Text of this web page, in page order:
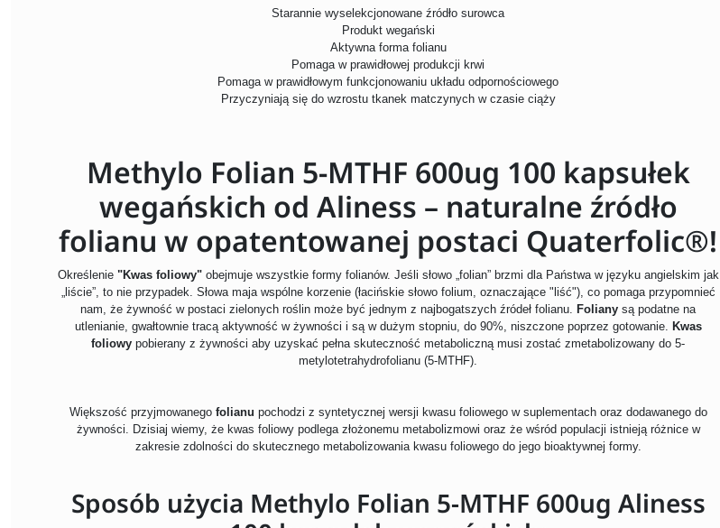
Starannie wyselekcjonowane źródło surowca
Produkt wegański
Aktywna forma folianu
Pomaga w prawidłowej produkcji krwi
Pomaga w prawidłowym funkcjonowaniu układu odpornościowego
Przyczyniają się do wzrostu tkanek matczynych w czasie ciąży
Methylo Folian 5-MTHF 600ug 100 kapsułek
wegańskich od Aliness – naturalne źródło
folianu w opatentowanej postaci Quaterfolic®!
Określenie "Kwas foliowy"obejmuje wszystkie formy folianów. Jeśli słowo „folian” brzmi dla Państwa w języku angielskim jak
„liście”, to nie przypadek. Słowa maja wspólne korzenie (łacińskie słowo folium, oznaczające "liść"), co pomaga przypomnieć
nam, że żywność w postaci zielonych roślin może być jednym z najbogatszych źródeł folianu. Foliany są podatne na
utlenianie, gwałtownie tracą aktywność w żywności i są w dużym stopniu, do 90%, niszczone poprzez gotowanie. Kwas
foliowy pobierany z żywności aby uzyskać pełna skuteczność metaboliczną musi zostać zmetabolizowany do 5-
metylotetrahydrofolianu (5-MTHF).
Większość przyjmowanegofolianu pochodzi z syntetycznej wersji kwasu foliowego w suplementach oraz dodawanego do
żywności. Dzisiaj wiemy, że kwas foliowy podlega złożonemu metabolizmowi oraz że wśród populacji istnieją różnice w
zakresie zdolności do skutecznego metabolizowania kwasu foliowego do jego bioaktywnej formy.
Sposób użycia Methylo Folian 5-MTHF 600ug Aliness